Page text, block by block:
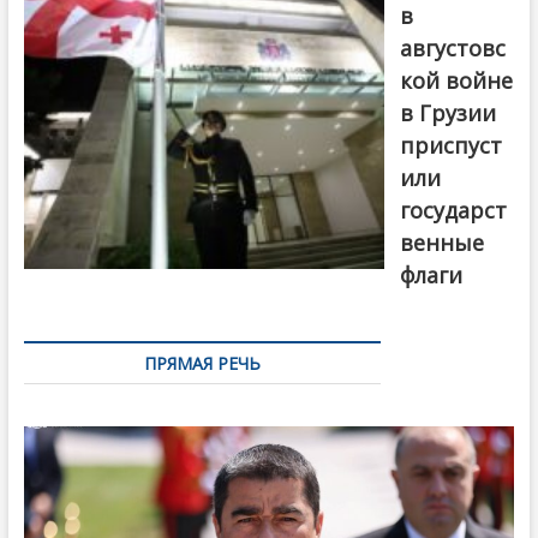
в
августовс
кой войне
в Грузии
приспуст
или
государст
венные
флаги
ПРЯМАЯ РЕЧЬ